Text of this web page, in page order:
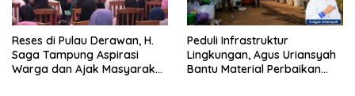
Reses di Pulau Derawan, H.
Saga Tampung Aspirasi
Warga dan Ajak Masyarakat
Peduli Infrastruktur
Lingkungan, Agus Uriansyah
Bantu Material Perbaikan